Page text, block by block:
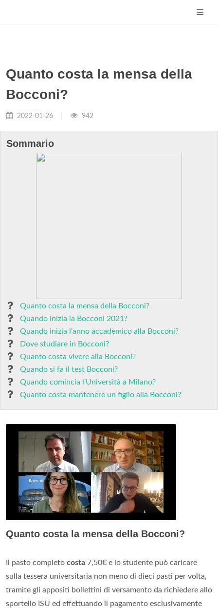
Quanto costa la mensa della
Bocconi?
2022-01-26 942
Sommario
Quanto costa la mensa della Bocconi?
Quando inizia la Bocconi 2021?
Quando inizia l'anno accademico alla Bocconi?
Dove studiare in Bocconi?
Quanto costa vivere alla Bocconi?
Quando si fa il test Bocconi?
Quando comincia l'Università a Milano?
Quanto costa mantenere un figlio alla Bocconi?
Quanto costa la mensa della Bocconi?
Il pasto completo costa 7,50€ e lo studente può caricare
sulla tessera universitaria non meno di dieci pasti per volta,
tramite gli appositi bollettini di versamento da richiedere allo
sportello ISU ed effettuando il pagamento esclusivamente